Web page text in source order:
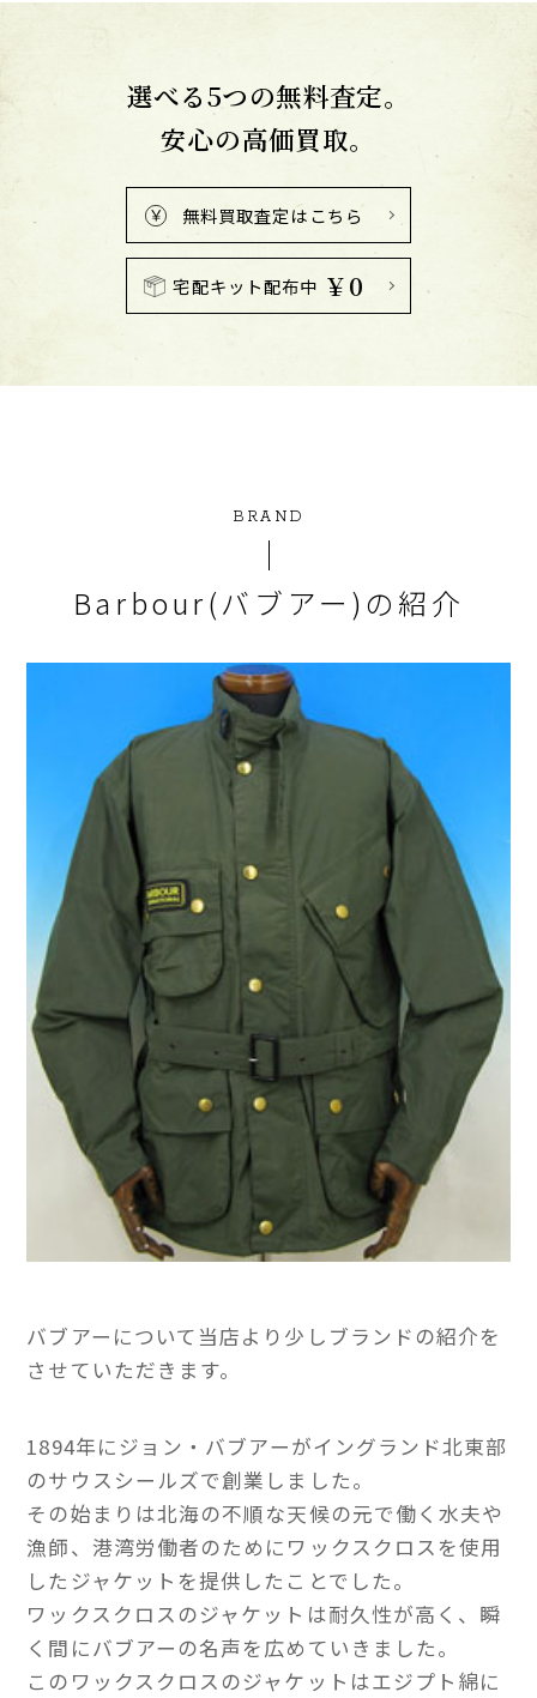
選べる5つの無料査定。
安心の高価買取。
無料買取査定はこちら
宅配キット配布中 ￥0
BRAND
Barbour(バブアー)の紹介
バブアーについて当店より少しブランドの紹介を
させていただきます。
1894年にジョン・バブアーがイングランド北東部
のサウスシールズで創業しました。
その始まりは北海の不順な天候の元で働く水夫や
漁師、港湾労働者のためにワックスクロスを使用
したジャケットを提供したことでした。
ワックスクロスのジャケットは耐久性が高く、瞬
く間にバブアーの名声を広めていきました。
このワックスクロスのジャケットはエジプト綿に